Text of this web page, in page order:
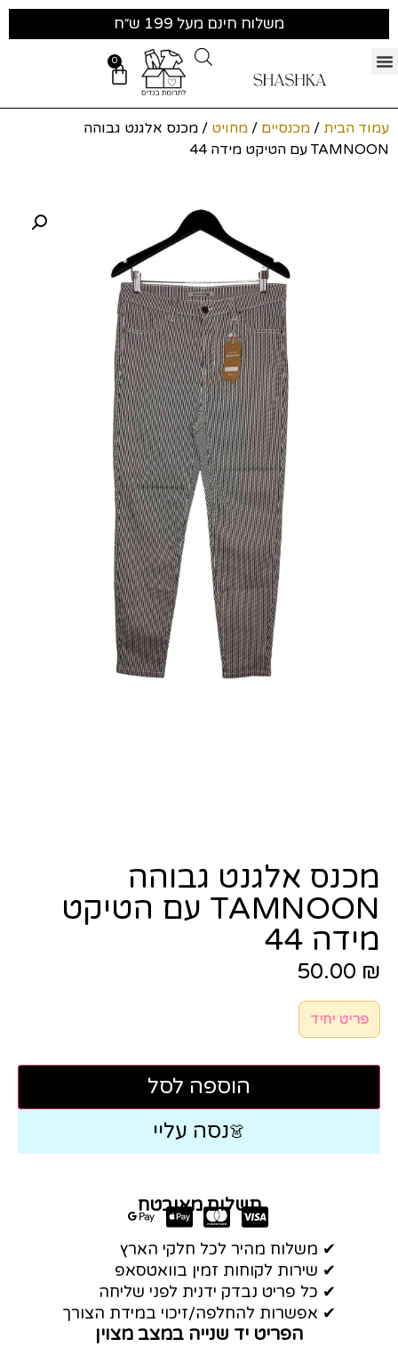
משלוח חינם מעל 199 ש״ח
0
עמוד הבית / מכנסיים / מחויט / מכנס אלגנט גבוהה
TAMNOON עם הטיקט מידה 44
מכנס אלגנט גבוהה
TAMNOON עם הטיקט
מידה 44
50.00 ₪
פריט יחיד
הוספה לסל
👗נסה עליי
תשלום מאובטח
✔ משלוח מהיר לכל חלקי הארץ
✔ שירות לקוחות זמין בוואטסאפ
✔ כל פריט נבדק ידנית לפני שליחה
✔ אפשרות להחלפה/זיכוי במידת הצורך
הפריט יד שנייה במצב מצוין